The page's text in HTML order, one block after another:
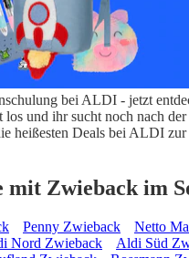
bei ALDI - jetzt
los und ihr sucht noch nach
heißesten Deals bei ALDI
mit Zwieback im
Penny Zwieback
Netto
Nord Zwieback Aldi Süd